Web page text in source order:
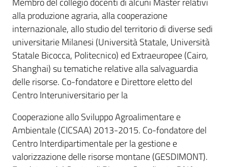
alla produzione agraria, alla cooperazione
internazionale, allo studio del territorio di diverse sedi
universitarie Milanesi (Università Statale, Università
Statale Bicocca, Politecnico) ed Extraeuropee (Cairo,
Shanghai) su tematiche relative alla salvaguardia
delle risorse. Co-fondatore e Direttore eletto del
Centro Interuniversitario per la
Cooperazione allo Sviluppo Agroalimentare e
Ambientale (CICSAA) 2013-2015. Co-fondatore del
Centro Interdipartimentale per la gestione e
valorizzazione delle risorse montane (GESDIMONT).